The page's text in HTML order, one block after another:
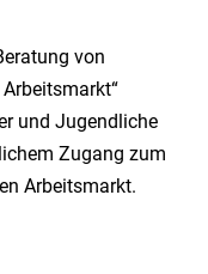
von
und Jugendliche
Zugang zum
Arbeitsmarkt.